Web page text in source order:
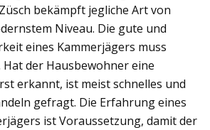
bekämpft jegliche Art von
Niveau. Die gute und
eines Kammerjägers muss
der Hausbewohner eine
erkannt, ist meist schnelles und
gefragt. Die Erfahrung eines
ist Voraussetzung, damit der